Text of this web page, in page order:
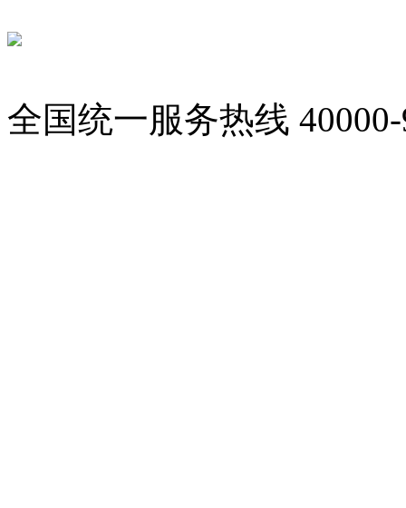
全国统一服务热线